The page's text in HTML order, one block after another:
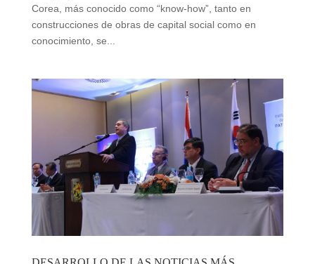
Corea, más conocido como “know-how”, tanto en
construcciones de obras de capital social como en
conocimiento, se...